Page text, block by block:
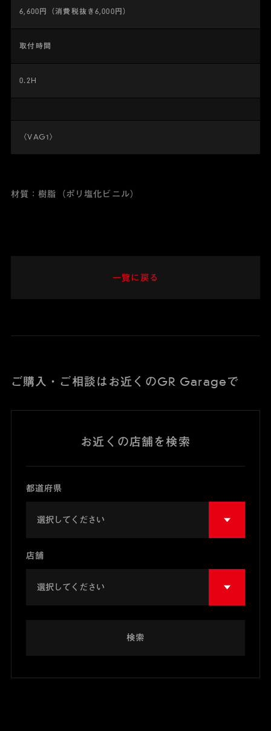
6,600円（消費税抜き6,000円）
取付時間
0.2H
〈VAG1〉
材質：樹脂（ポリ塩化ビニル）
一覧に戻る
ご購入・ご相談はお近くのGR Garageで
お近くの店舗を検索
都道府県
店舗
検索